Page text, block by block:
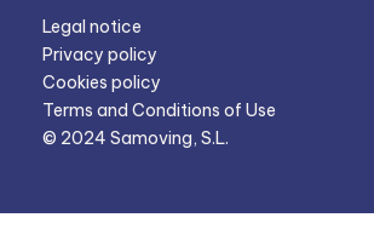
Legal notice
Privacy policy
Cookies policy
Terms and Conditions of Use
© 2024 Samoving, S.L.